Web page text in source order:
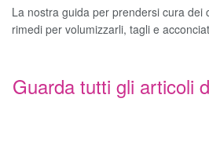
La nostra guida per prendersi cura dei
rimedi per volumizzarli, tagli e
Guarda tutti gli articoli